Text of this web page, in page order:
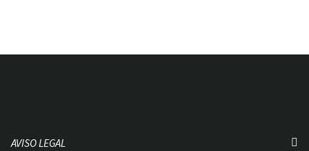
AVISO LEGAL